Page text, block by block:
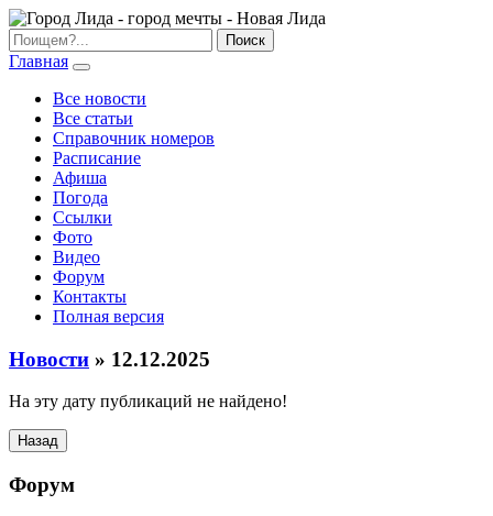
Главная
Все новости
Все статьи
Справочник номеров
Расписание
Афиша
Погода
Ссылки
Фото
Видео
Форум
Контакты
Полная версия
Новости » 12.12.2025
На эту дату публикаций не найдено!
Назад
Форум